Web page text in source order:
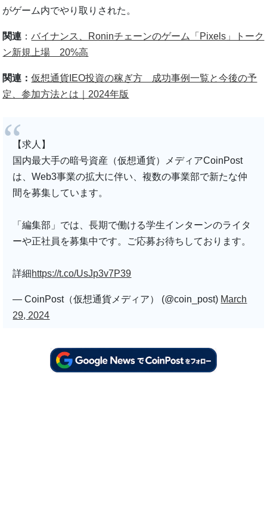
がゲーム内でやり取りされた。
関連 ：バイナンス、Roninチェーンのゲーム「Pixels」トーク
ン新規上場 20%高
関連：仮想通貨IEO投資の稼ぎ方 成功事例一覧と今後の予
定、参加方法とは｜2024年版
【求人】
国内最大手の暗号資産（仮想通貨）メディアCoinPost
は、Web3事業の拡大に伴い、複数の事業部で新たな仲
間を募集しています。
「編集部」では、長期で働ける学生インターンのライタ
ーや正社員を募集中です。ご応募お待ちしております。
詳細https://t.co/UsJp3v7P39
— CoinPost（仮想通貨メディア） (@coin_post) March
29, 2024